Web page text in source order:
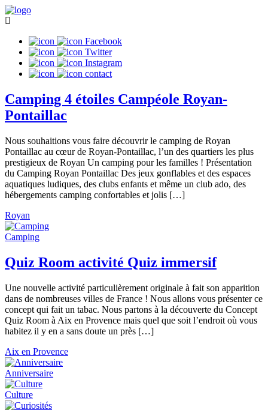
Facebook
Twitter
Instagram
contact
Camping 4 étoiles Campéole Royan-
Pontaillac
Nous souhaitions vous faire découvrir le camping de Royan
Pontaillac au cœur de Royan-Pontaillac, l’un des quartiers les plus
prestigieux de Royan Un camping pour les familles ! Présentation
du Camping Royan Pontaillac Des jeux gonflables et des espaces
aquatiques ludiques, des clubs enfants et même un club ado, des
hébergements camping confortables et jolis […]
Royan
Camping
Quiz Room activité Quiz immersif
Une nouvelle activité particulièrement originale à fait son apparition
dans de nombreuses villes de France ! Nous allons vous présenter ce
concept qui fait un tabac. Nous partons à la découverte du Concept
Quiz Room à Aix en Provence mais quel que soit l’endroit où vous
habitez il y en a sans doute un près […]
Aix en Provence
Anniversaire
Culture